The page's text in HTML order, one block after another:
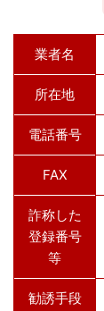
業者名
所在地
電話番号
FAX
詐称した
登録番号
等
勧誘手段